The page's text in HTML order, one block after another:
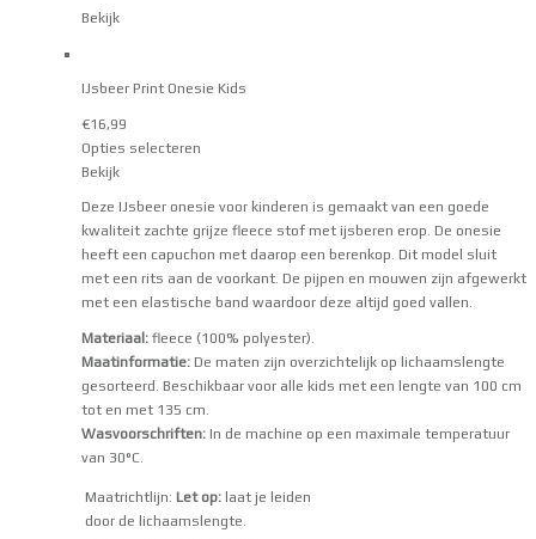
Bekijk
IJsbeer Print Onesie Kids
€16,99
Opties selecteren
Bekijk
Deze IJsbeer onesie voor kinderen is gemaakt van een goede
kwaliteit zachte grijze fleece stof met ijsberen erop. De onesie
heeft een capuchon met daarop een berenkop. Dit model sluit
met een rits aan de voorkant. De pijpen en mouwen zijn afgewerkt
met een elastische band waardoor deze altijd goed vallen.
Materiaal: fleece (100% polyester).
Maatinformatie: De maten zijn overzichtelijk op lichaamslengte
gesorteerd. Beschikbaar voor alle kids met een lengte van 100 cm
tot en met 135 cm.
Wasvoorschriften: In de machine op een maximale temperatuur
van 30°C.
Maatrichtlijn: Let op: laat je leiden
door de lichaamslengte.